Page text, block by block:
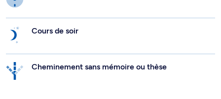
Cours de soir
Cheminement sans mémoire ou thèse